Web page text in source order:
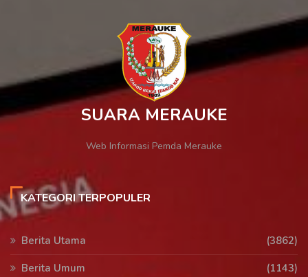
SUARA MERAUKE
Web Informasi Pemda Merauke
KATEGORI TERPOPULER
Berita Utama
(3862)
Berita Umum
(1143)